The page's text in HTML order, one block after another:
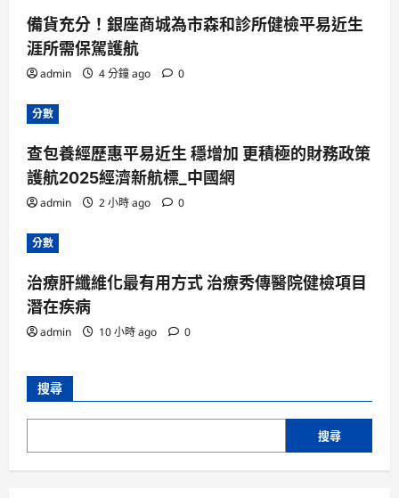
備貨充分！銀座商城為市森和診所健檢平易近生
涯所需保駕護航
admin 4 分鐘 ago 0
分數
查包養經歷惠平易近生 穩增加 更積極的財務政策
護航2025經濟新航標_中國網
admin 2 小時 ago 0
分數
治療肝纖維化最有用方式 治療秀傳醫院健檢項目
潛在疾病
admin 10 小時 ago 0
搜尋
搜尋